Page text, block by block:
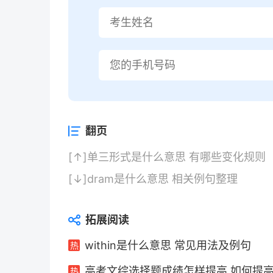
翻页
[↑]单三形式是什么意思 有哪些变化规则
[↓]dram是什么意思 相关例句整理
拓展阅读
within是什么意思 常见用法及例句